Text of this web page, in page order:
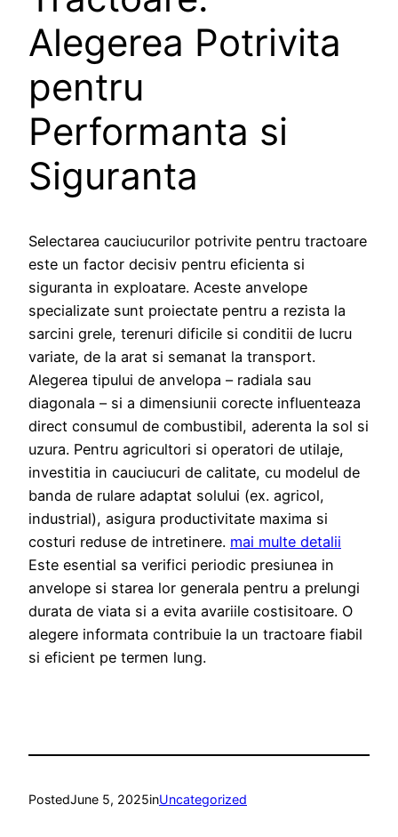
Alegerea Potrivita
pentru
Performanta si
Siguranta
Selectarea cauciucurilor potrivite pentru tractoare
este un factor decisiv pentru eficienta si
siguranta in exploatare. Aceste anvelope
specializate sunt proiectate pentru a rezista la
sarcini grele, terenuri dificile si conditii de lucru
variate, de la arat si semanat la transport.
Alegerea tipului de anvelopa – radiala sau
diagonala – si a dimensiunii corecte influenteaza
direct consumul de combustibil, aderenta la sol si
uzura. Pentru agricultori si operatori de utilaje,
investitia in cauciucuri de calitate, cu modelul de
banda de rulare adaptat solului (ex. agricol,
industrial), asigura productivitate maxima si
costuri reduse de intretinere. mai multe detalii
Este esential sa verifici periodic presiunea in
anvelope si starea lor generala pentru a prelungi
durata de viata si a evita avariile costisitoare. O
alegere informata contribuie la un tractoare fiabil
si eficient pe termen lung.
PostedJune 5, 2025inUncategorized